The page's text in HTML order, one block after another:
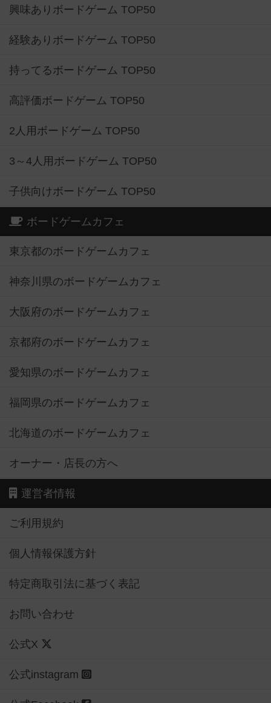
興味ありボードゲーム TOP50
経験ありボードゲーム TOP50
持ってるボードゲーム TOP50
高評価ボードゲーム TOP50
2人用ボードゲーム TOP50
3～4人用ボードゲーム TOP50
子供向けボードゲーム TOP50
ボードゲームカフェ
東京都のボードゲームカフェ
神奈川県のボードゲームカフェ
大阪府のボードゲームカフェ
京都府のボードゲームカフェ
愛知県のボードゲームカフェ
福岡県のボードゲームカフェ
北海道のボードゲームカフェ
オーナー・店長の方へ
運営者情報
ご利用規約
個人情報保護方針
特定商取引法に基づく表記
お問い合わせ
公式X
公式instagram